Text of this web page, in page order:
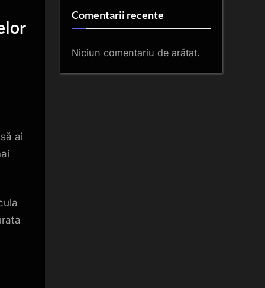
ai
Comentarii recente
Niciun comentariu de arătat.